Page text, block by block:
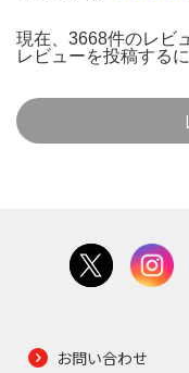
現在、3668件のレビ
レビューを投稿する
お問い合わせ